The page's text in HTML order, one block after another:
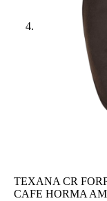
TEXANA CR
CAFE HORMA